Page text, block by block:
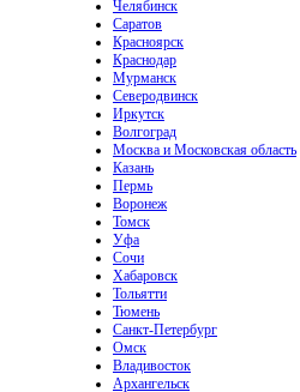
Челябинск
Саратов
Красноярск
Краснодар
Мурманск
Северодвинск
Иркутск
Волгоград
Москва и Московская область
Казань
Пермь
Воронеж
Томск
Уфа
Сочи
Хабаровск
Тольятти
Тюмень
Санкт-Петербург
Омск
Владивосток
Архангельск